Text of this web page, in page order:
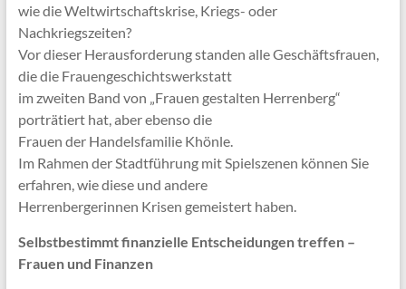
wie die Weltwirtschaftskrise, Kriegs- oder
Nachkriegszeiten?
Vor dieser Herausforderung standen alle Geschäftsfrauen,
die die Frauengeschichtswerkstatt
im zweiten Band von „Frauen gestalten Herrenberg“
porträtiert hat, aber ebenso die
Frauen der Handelsfamilie Khönle.
Im Rahmen der Stadtführung mit Spielszenen können Sie
erfahren, wie diese und andere
Herrenbergerinnen Krisen gemeistert haben.
Selbstbestimmt finanzielle Entscheidungen treffen –
Frauen und Finanzen